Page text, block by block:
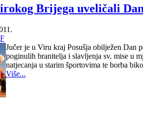
Brijega uveličali
Jučer je u Viru kraj Posušja obilježen Dan
poginulih branitelja i slavljenja sv. mise u
natjecanja u starim športovima te borba
Više...